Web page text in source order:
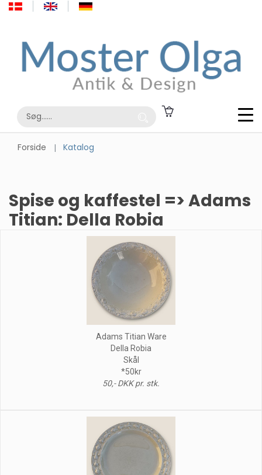
Forside Katalog
Spise og kaffestel => Adams
Titian: Della Robia
Adams Titian Ware
Della Robia
Skål
*50kr
50,- DKK pr. stk.